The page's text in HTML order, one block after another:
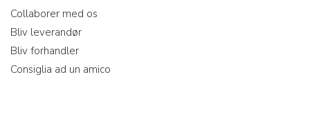
Collaborer med os
Bliv leverandør
Bliv forhandler
Consiglia ad un amico